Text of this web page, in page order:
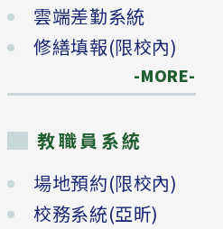
雲端差勤系統
修繕填報(限校內)
-MORE-
教職員系統
場地預約(限校內)
校務系統(亞昕)